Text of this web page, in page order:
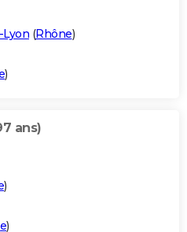
Lyon (Rhône)
)
ans)
)
)